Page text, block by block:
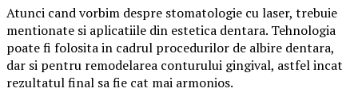
Atunci cand vorbim despre stomatologie cu laser, trebuie
mentionate si aplicatiile din estetica dentara. Tehnologia
poate fi folosita in cadrul procedurilor de albire dentara,
dar si pentru remodelarea conturului gingival, astfel incat
rezultatul final sa fie cat mai armonios.